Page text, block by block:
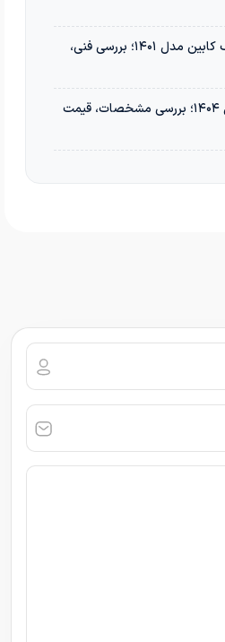
خرید نیسان پیکاپ تک کابین مدل ۱۴۰۱؛ بررسی فنی،
معرفی لوکانو L7 مدل ۱۴۰۴؛ بررسی مشخصات، قیمت